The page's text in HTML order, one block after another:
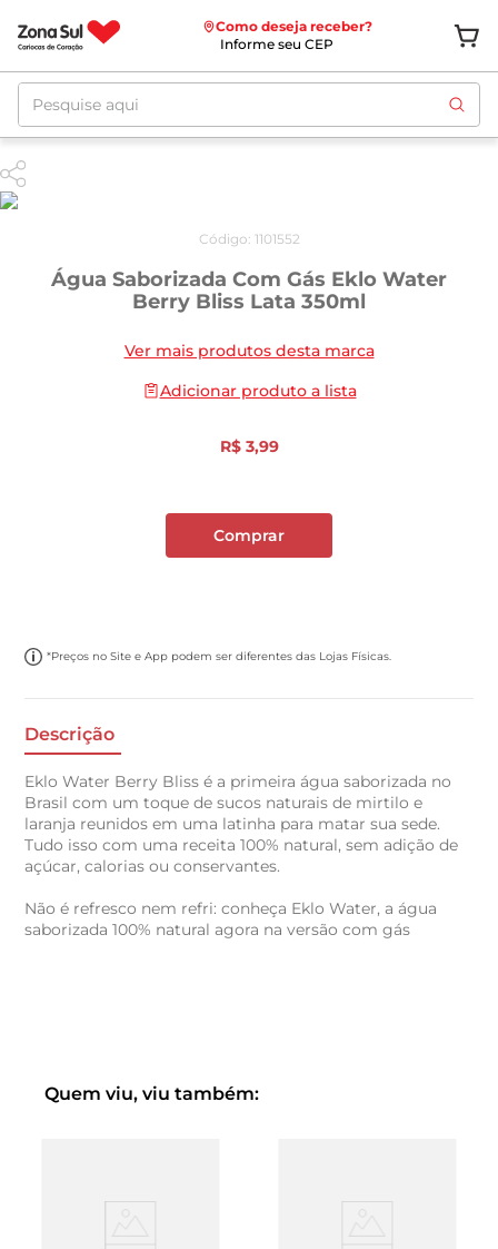
Como deseja receber?
Informe seu CEP
Pesquise aqui
Código: 1101552
Água Saborizada Com Gás Eklo Water
Berry Bliss Lata 350ml
Ver mais produtos desta marca
Adicionar produto a lista
R$ 3,99
Comprar
*Preços no Site e App podem ser diferentes das Lojas Físicas.
Descrição
Eklo Water Berry Bliss é a primeira água saborizada no
Brasil com um toque de sucos naturais de mirtilo e
laranja reunidos em uma latinha para matar sua sede.
Tudo isso com uma receita 100% natural, sem adição de
açúcar, calorias ou conservantes.
Não é refresco nem refri: conheça Eklo Water, a água
saborizada 100% natural agora na versão com gás
Quem viu, viu também: